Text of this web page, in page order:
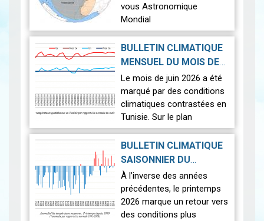
vous Astronomique
Mondial
Le 12 août 2026, la Terre
connaîtra l'un des
astronomiques les plus
spectaculaires : une…
BULLETIN CLIMATIQUE
MENSUEL DU MOIS DE
JUIN 2026 |2026-07-14
Le mois de juin 2026 a été
marqué par des conditions
climatiques contrastées en
Tunisie. Sur le plan
thermique, des
températures supérieures
aux normales ont été
observées sur l'en…
BULLETIN CLIMATIQUE
SAISONNIER DU
PRINTEMPS 2026|
2026-07-02
À l’inverse des années
précédentes, le printemps
2026 marque un retour vers
des conditions plus